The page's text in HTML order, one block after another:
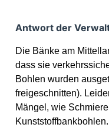
Antwort der
Die Bänke am
dass sie
Bohlen wurden
freigeschnitten).
Mängel, wie
Kunststoffbankbohlen.